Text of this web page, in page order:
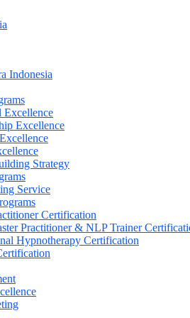
Indonesia
Indonesia
Excellence
Excellence
Strategy
Service
Certification
Practitioner & NLP Trainer
Hypnotherapy Certification